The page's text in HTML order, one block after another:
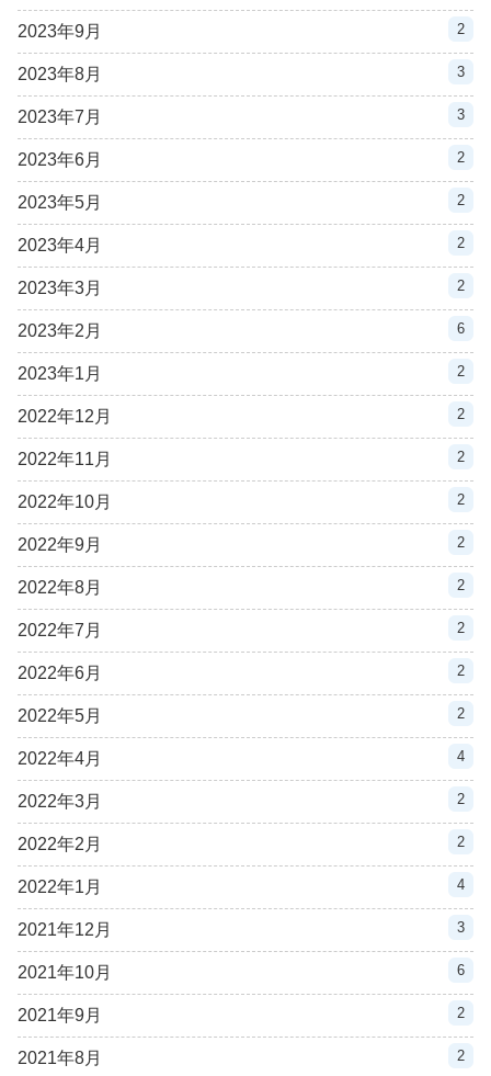
2023年9月 2
2023年8月 3
2023年7月 3
2023年6月 2
2023年5月 2
2023年4月 2
2023年3月 2
2023年2月 6
2023年1月 2
2022年12月 2
2022年11月 2
2022年10月 2
2022年9月 2
2022年8月 2
2022年7月 2
2022年6月 2
2022年5月 2
2022年4月 4
2022年3月 2
2022年2月 2
2022年1月 4
2021年12月 3
2021年10月 6
2021年9月 2
2021年8月 2